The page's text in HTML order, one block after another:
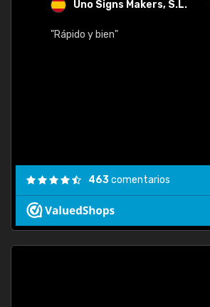
Uno Signs Makers, S.L.
"Rápido y bien"
463comentarios